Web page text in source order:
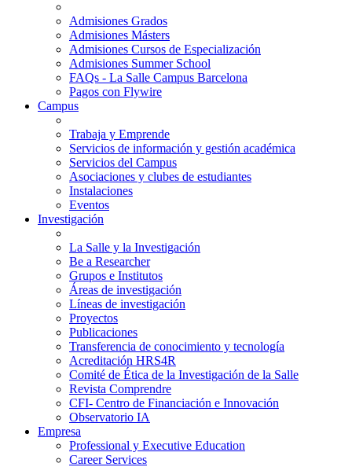
Admisiones Grados
Admisiones Másters
Admisiones Cursos de Especialización
Admisiones Summer School
FAQs - La Salle Campus Barcelona
Pagos con Flywire
Campus
Trabaja y Emprende
Servicios de información y gestión académica
Servicios del Campus
Asociaciones y clubes de estudiantes
Instalaciones
Eventos
Investigación
La Salle y la Investigación
Be a Researcher
Grupos e Institutos
Áreas de investigación
Líneas de investigación
Proyectos
Publicaciones
Transferencia de conocimiento y tecnología
Acreditación HRS4R
Comité de Ética de la Investigación de la Salle
Revista Comprendre
CFI- Centro de Financiación e Innovación
Observatorio IA
Empresa
Professional y Executive Education
Career Services